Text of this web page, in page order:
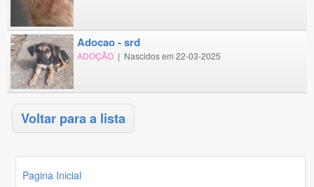
adocao - srd
ADOÇÃO | Nascidos em 22-03-2025
Voltar para a lista
Pagina Inicial